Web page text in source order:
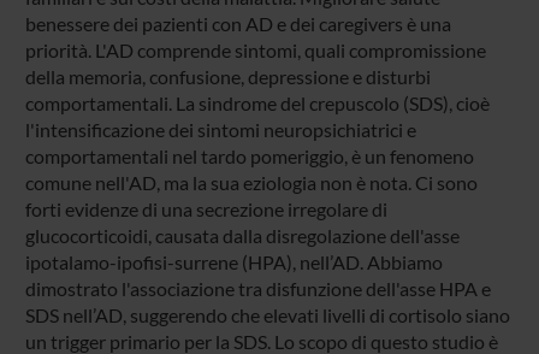
benessere dei pazienti con AD e dei caregivers è una
priorità. L'AD comprende sintomi, quali compromissione
della memoria, confusione, depressione e disturbi
comportamentali. La sindrome del crepuscolo (SDS), cioè
l'intensificazione dei sintomi neuropsichiatrici e
comportamentali nel tardo pomeriggio, è un fenomeno
comune nell'AD, ma la sua eziologia non è nota. Ci sono
forti evidenze di una secrezione irregolare di
glucocorticoidi, causata dalla disregolazione dell'asse
ipotalamo-ipofisi-surrene (HPA), nell’AD. Abbiamo
dimostrato l'associazione tra disfunzione dell'asse HPA e
SDS nell’AD, suggerendo che elevati livelli di cortisolo siano
un trigger primario per la SDS. Lo scopo di questo studio è